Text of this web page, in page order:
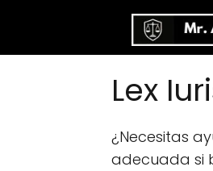
Lex
¿Necesitas
adecuada si